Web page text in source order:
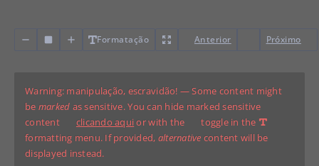
Formatação Anterior Próximo
Warning: manipulação, escravidão! — Some content might
be marked as sensitive. You can hide marked sensitive
content
clicando aquior with the
toggle in the
formatting menu. If provided, alternative content will be
displayed instead.